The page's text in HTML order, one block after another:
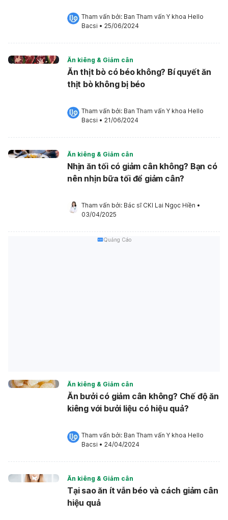
Tham vấn bởi: Ban Tham vấn Y khoa Hello
Bacsi • 25/06/2024
Ăn kiêng & Giảm cân
Ăn thịt bò có béo không? Bí quyết ăn
thịt bò không bị béo
Tham vấn bởi: Ban Tham vấn Y khoa Hello
Bacsi • 21/06/2024
Ăn kiêng & Giảm cân
Nhịn ăn tối có giảm cân không? Bạn có
nên nhịn bữa tối để giảm cân?
Tham vấn bởi: Bác sĩ CKI Lai Ngọc Hiền •
03/04/2025
Quảng Cáo
Ăn kiêng & Giảm cân
Ăn bưởi có giảm cân không? Chế độ ăn
kiêng với bưởi liệu có hiệu quả?
Tham vấn bởi: Ban Tham vấn Y khoa Hello
Bacsi • 24/04/2024
Ăn kiêng & Giảm cân
Tại sao ăn ít vẫn béo và cách giảm cân
hiệu quả